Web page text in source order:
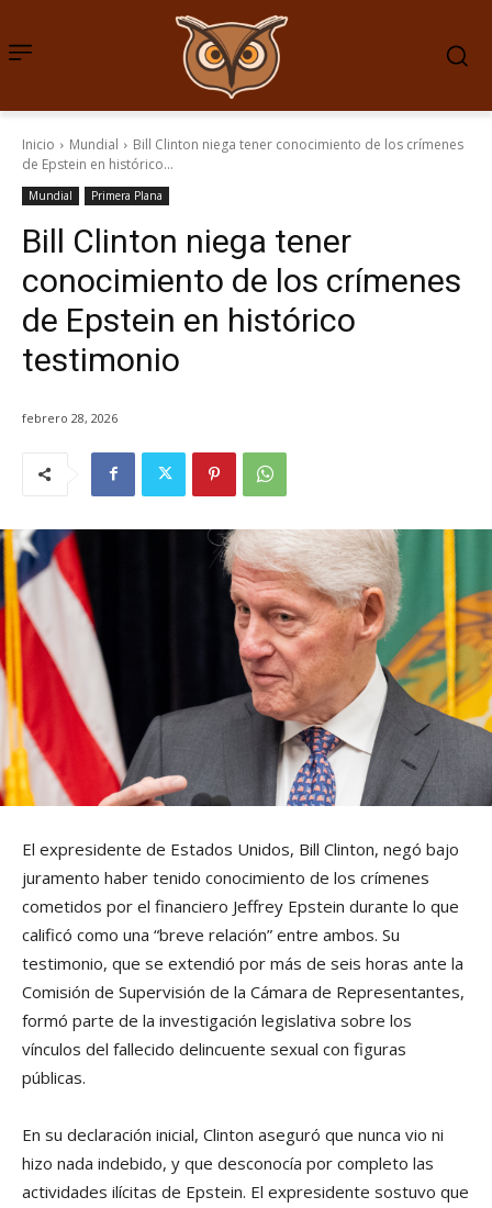
Inicio Mundial
Bill Clinton niega tener conocimiento de los crímenes
de Epstein en histórico...
Mundial Primera Plana
Bill Clinton niega tener
conocimiento de los crímenes
de Epstein en histórico
testimonio
febrero 28, 2026
El expresidente de Estados Unidos, Bill Clinton, negó bajo
juramento haber tenido conocimiento de los crímenes
cometidos por el financiero Jeffrey Epstein durante lo que
calificó como una “breve relación” entre ambos. Su
testimonio, que se extendió por más de seis horas ante la
Comisión de Supervisión de la Cámara de Representantes,
formó parte de la investigación legislativa sobre los
vínculos del fallecido delincuente sexual con figuras
públicas.
En su declaración inicial, Clinton aseguró que nunca vio ni
hizo nada indebido, y que desconocía por completo las
actividades ilícitas de Epstein. El expresidente sostuvo que